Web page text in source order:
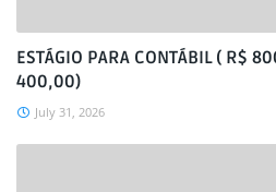
ESTÁGIO PARA CONTÁBIL ( R$
400,00)
July 31, 2026